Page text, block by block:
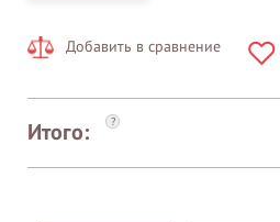
Добавить в сравнение
Итого: ?